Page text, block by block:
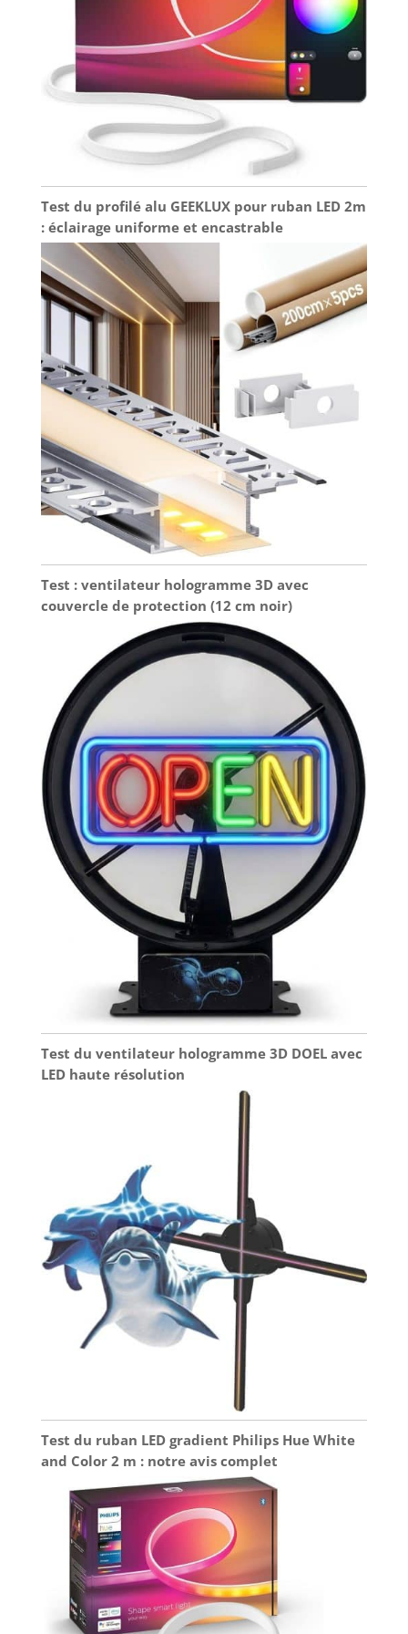
compartiment de meuble, d'une vitrine, d'une
armoire, d'un dessous de meuble, d'un cadre de
fenêtre ou de porte, ou encore d'un coin de salon
ou de chambre, elles s'intègrent facilement. Elles
mettent également en valeur votre style et créent
une ambiance festive.
Test du profilé alu GEEKLUX pour ruban LED 2m
: éclairage uniforme et encastrable
Test : ventilateur hologramme 3D avec
couvercle de protection (12 cm noir)
Test du ventilateur hologramme 3D DOEL avec
LED haute résolution
Test du ruban LED gradient Philips Hue White
and Color 2 m : notre avis complet